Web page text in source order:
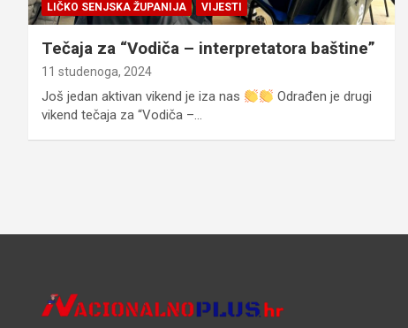
LIČKO SENJSKA ŽUPANIJA VIJESTI
Tečaja za “Vodiča – interpretatora baštine”
11 studenoga, 2024
Još jedan aktivan vikend je iza nas
Odrađen je drugi
vikend tečaja za “Vodiča –…